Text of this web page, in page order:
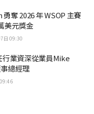
奪 2026 年 WSOP 主賽
美元獎金
日 09:30
業資深從業員Mike
總經理